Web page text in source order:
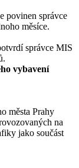
povinen správce
měsíce.
správce MIS
vybavení
města Prahy
na
jako součást